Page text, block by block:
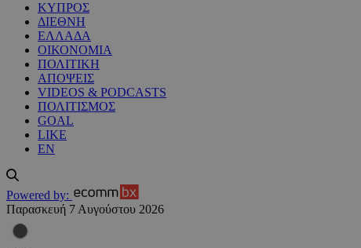
ΚΥΠΡΟΣ
ΔΙΕΘΝΗ
ΕΛΛΑΔΑ
ΟΙΚΟΝΟΜΙΑ
ΠΟΛΙΤΙΚΗ
ΑΠΟΨΕΙΣ
VIDEOS & PODCASTS
ΠΟΛΙΤΙΣΜΟΣ
GOAL
LIKE
EN
Powered by:
Παρασκευή 7 Αυγούστου 2026